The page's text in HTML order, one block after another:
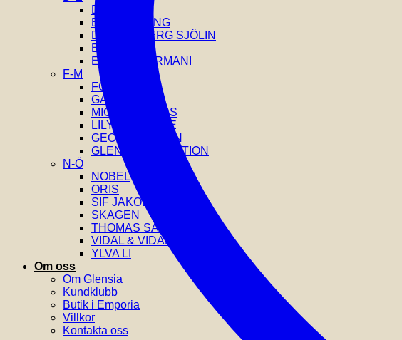
DIESEL
EFVA ATTLING
DRAKENBERG SJÖLIN
EDBLAD
EMPORIO ARMANI
F-M
FOSSIL
GANT
MICHAEL KORS
LILY AND ROSE
GEORG JENSEN
GLENSIA SELECTION
N-Ö
NOBEL
ORIS
SIF JAKOBS
SKAGEN
THOMAS SABO
VIDAL & VIDAL
YLVA LI
Om oss
Om Glensia
Kundklubb
Butik i Emporia
Villkor
Kontakta oss